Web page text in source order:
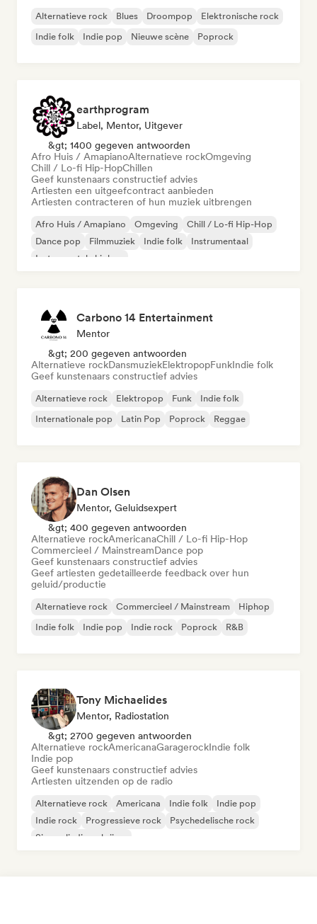
Alternatieve rock Blues Droompop
Elektronische rock
Indie folk
Indie pop Nieuwe scène Poprock
earthprogram
Label, Mentor, Uitgever
&gt; 1400 gegeven antwoorden
Afro Huis / AmapianoAlternatieve rockOmgeving
Chill / Lo-fi Hip-HopChillen
Geef kunstenaars constructief advies
Artiesten een uitgeefcontract aanbieden
Artiesten contracteren of hun muziek uitbrengen
Afro Huis / Amapiano Omgeving
Chill / Lo-fi Hip-Hop
Dance pop
Filmmuziek Indie folk
Instrumentaal
Instrumentale hiphop
Carbono 14 Entertainment
Mentor
&gt; 200 gegeven antwoorden
Alternatieve rockDansmuziekElektropopFunkIndie folk
Geef kunstenaars constructief advies
Alternatieve rock Elektropop Funk
Indie folk
Internationale pop
Latin Pop Poprock Reggae
Dan Olsen
Mentor, Geluidsexpert
&gt; 400 gegeven antwoorden
Alternatieve rockAmericanaChill / Lo-fi Hip-Hop
Commercieel / MainstreamDance pop
Geef kunstenaars constructief advies
Geef artiesten gedetailleerde feedback over hun
geluid/productie
Alternatieve rock Commercieel / Mainstream
Hiphop
Indie folk
Indie pop Indie rock Poprock R&B
Tony Michaelides
Mentor, Radiostation
&gt; 2700 gegeven antwoorden
Alternatieve rockAmericanaGaragerockIndie folk
Indie pop
Geef kunstenaars constructief advies
Artiesten uitzenden op de radio
Alternatieve rock Americana Indie folk
Indie pop
Indie rock
Progressieve rock
Psychedelische rock
Singer-liedjesschrijver